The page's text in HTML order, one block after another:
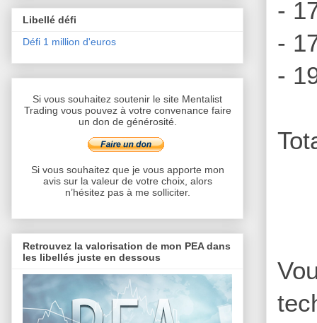
-
-
-
Libellé défi
Défi 1 million d'euros
Si vous souhaitez soutenir le site Mentalist
Trading vous pouvez à votre convenance faire
un don de générosité.
Si vous souhaitez que je vous apporte mon
avis sur la valeur de votre choix, alors
n’hésitez pas à me solliciter.
Retrouvez la valorisation de mon PEA dans
les libellés juste en dessous